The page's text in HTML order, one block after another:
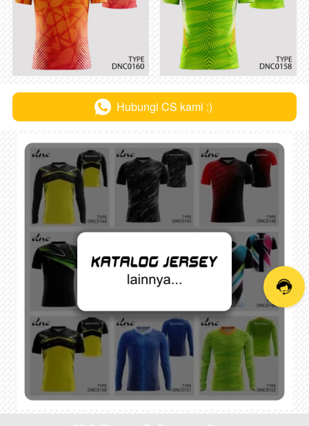
` Hubungi CS kami :)